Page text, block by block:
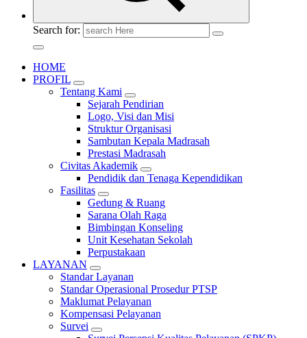
Search for:
HOME
PROFIL
Tentang Kami
Sejarah Pendirian
Logo, Visi dan Misi
Struktur Organisasi
Sambutan Kepala Madrasah
Prestasi Madrasah
Civitas Akademik
Pendidik dan Tenaga Kependidikan
Fasilitas
Gedung & Ruang
Sarana Olah Raga
Bimbingan Konseling
Unit Kesehatan Sekolah
Perpustakaan
LAYANAN
Standar Layanan
Standar Operasional Prosedur PTSP
Maklumat Pelayanan
Kompensasi Pelayanan
Survei